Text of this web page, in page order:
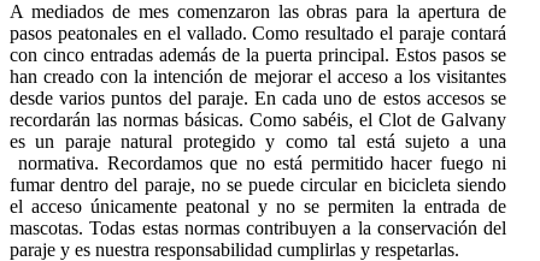
A mediados de mes comenzaron las obras para la apertura de
pasos peatonales en el vallado. Como resultado el paraje contará
con cinco entradas además de la puerta principal. Estos pasos se
han creado con la intención de mejorar el acceso a los visitantes
desde varios puntos del paraje. En cada uno de estos accesos se
recordarán las normas básicas. Como sabéis, el Clot de Galvany
es un paraje natural protegido y como tal está sujeto a una
normativa. Recordamos que no está permitido hacer fuego ni
fumar dentro del paraje, no se puede circular en bicicleta siendo
el acceso únicamente peatonal y no se permiten la entrada de
mascotas. Todas estas normas contribuyen a la conservación del
paraje y es nuestra responsabilidad cumplirlas y respetarlas.